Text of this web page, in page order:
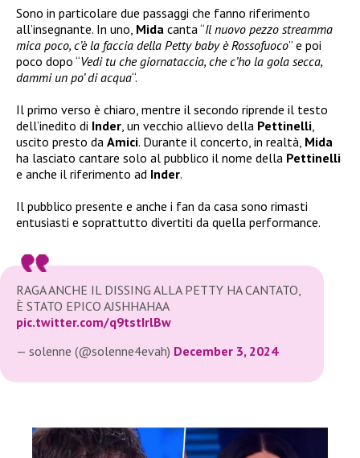
Sono in particolare due passaggi che fanno riferimento
all’insegnante. In uno, Mida canta “Il nuovo pezzo streamma
mica poco, c’è la faccia della Petty baby è Rossofuoco” e poi
poco dopo “Vedi tu che giornataccia, che c’ho la gola secca,
dammi un po’ di acqua“.
Il primo verso è chiaro, mentre il secondo riprende il testo
dell’inedito di Inder , un vecchio allievo della Pettinelli
uscito presto da Amici. Durante il concerto, in realtà, Mida
ha lasciato cantare solo al pubblico il nome della Pettinelli
e anche il riferimento ad Inder.
Il pubblico presente e anche i fan da casa sono rimasti
entusiasti e soprattutto divertiti da quella performance.
RAGA ANCHE IL DISSING ALLA PETTY HA CANTATO,
È STATO EPICO AJSHHAHAA
pic.twitter.com/q9tstIrlBw
— solenne (@solenne4evah) December 3, 2024